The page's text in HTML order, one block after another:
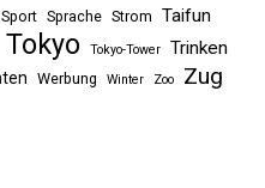
Sport Sprache Strom Taifun
Tokyo Tokyo-Tower Trinken
Werbung Winter Zoo Zug